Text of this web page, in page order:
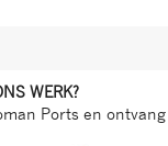
WERK?
Ports en